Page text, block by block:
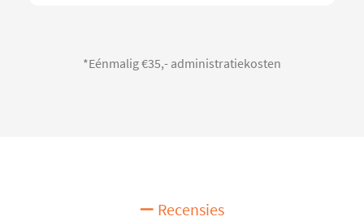
*Eénmalig €35,- administratiekosten
Recensies